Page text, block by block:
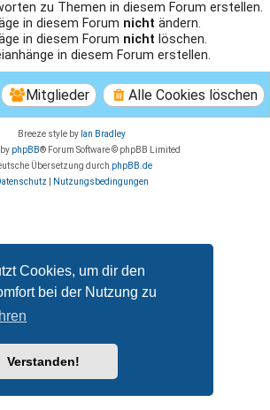
Cookies, um dir den
bei der Nutzung zu
Verstanden!
zu Themen in diesem Forum erstellen.
in diesem Forum nicht ändern.
in diesem Forum nicht löschen.
in diesem Forum erstellen.
Alle Cookies löschen
Mitglieder
Breeze style by Ian Bradley
phpBB® Forum Software © phpBB Limited
Übersetzung durch phpBB.de
Nutzungsbedingungen